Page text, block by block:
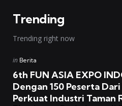
Trending
Trending right now
Posted
in Berita
6th FUN ASIA EXPO
Dengan 150 Peserta
Perkuat Industri Taman